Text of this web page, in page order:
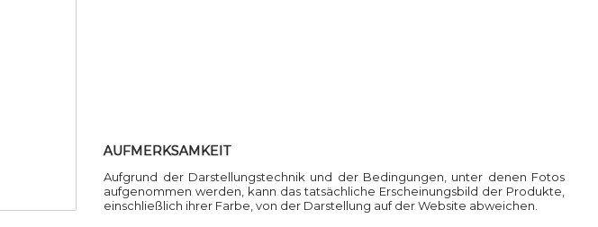
AUFMERKSAMKEIT
Aufgrund der Darstellungstechnik und der Bedingungen, unter denen Fotos
aufgenommen werden, kann das tatsächliche Erscheinungsbild der Produkte,
einschließlich ihrer Farbe, von der Darstellung auf der Website abweichen.